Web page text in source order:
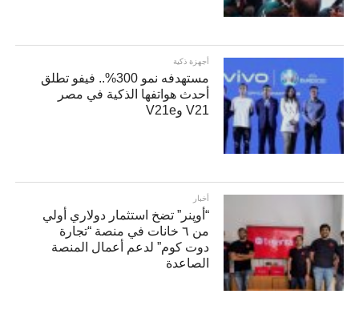
أجهزة ذكية
مستهدفه نمو 300%.. فيفو تطلق
أحدث هواتفها الذكية في مصر
V21 وV21e
أخبار
“أوپنر” تضخ استثمار دولاري أولي
من ٦ خانات في منصة “تجارة
دوت كوم” لدعم أعمال المنصة
الصاعدة